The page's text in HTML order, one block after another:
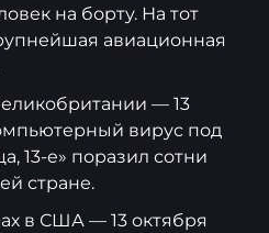
на борту. На тот
авиационная
— 13
вирус под
13-е» поразил сотни
стране.
в США — 13 октября